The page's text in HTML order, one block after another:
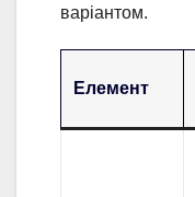
варіантом.
Елемент